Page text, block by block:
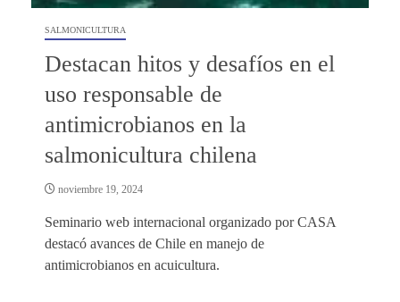
SALMONICULTURA
Destacan hitos y desafíos en el
uso responsable de
antimicrobianos en la
salmonicultura chilena
noviembre 19, 2024
Seminario web internacional organizado por CASA
destacó avances de Chile en manejo de
antimicrobianos en acuicultura.